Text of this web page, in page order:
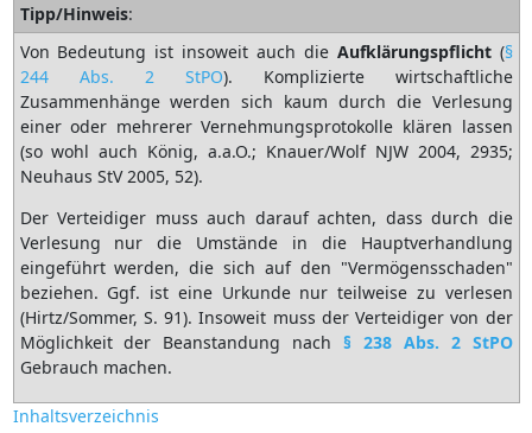
Tipp/Hinweis:
Von Bedeutung ist insoweit auch die Aufklärungspflicht(§
244 Abs. 2 StPO). Komplizierte wirtschaftliche
Zusammenhänge werden sich kaum durch die Verlesung
einer oder mehrerer Vernehmungsprotokolle klären lassen
(so wohl auch König, a.a.O.; Knauer/Wolf NJW 2004, 2935;
Neuhaus StV 2005, 52).
Der Verteidiger muss auch darauf achten, dass durch die
Verlesung nur die Umstände in die Hauptverhandlung
eingeführt werden, die sich auf den "Vermögensschaden"
beziehen. Ggf. ist eine Urkunde nur teilweise zu verlesen
(Hirtz/Sommer, S. 91). Insoweit muss der Verteidiger von der
Möglichkeit der Beanstandung nach § 238 Abs. 2 StPO
Gebrauch machen.
Inhaltsverzeichnis